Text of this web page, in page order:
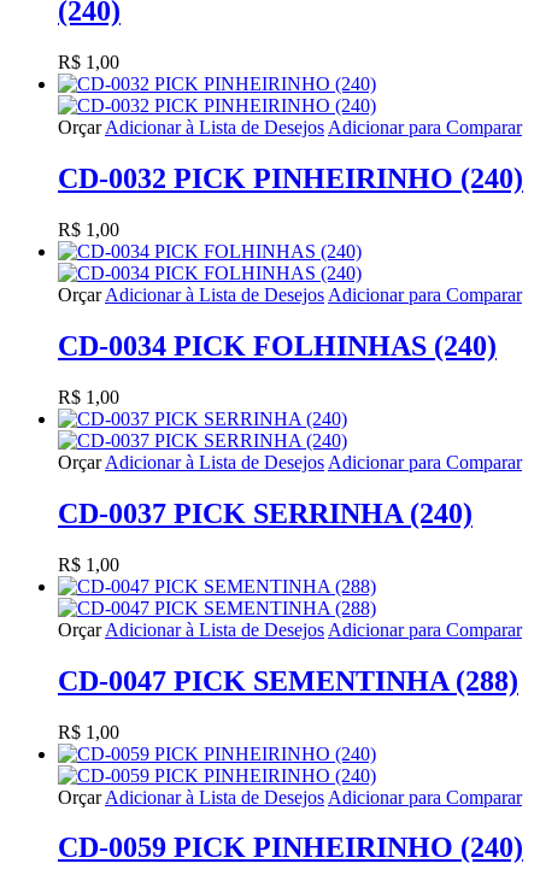
(240)
R$ 1,00
Orçar Adicionar à Lista de Desejos Adicionar para Comparar
CD-0032 PICK PINHEIRINHO (240)
R$ 1,00
Orçar Adicionar à Lista de Desejos Adicionar para Comparar
CD-0034 PICK FOLHINHAS (240)
R$ 1,00
Orçar Adicionar à Lista de Desejos Adicionar para Comparar
CD-0037 PICK SERRINHA (240)
R$ 1,00
Orçar Adicionar à Lista de Desejos Adicionar para Comparar
CD-0047 PICK SEMENTINHA (288)
R$ 1,00
Orçar Adicionar à Lista de Desejos Adicionar para Comparar
CD-0059 PICK PINHEIRINHO (240)